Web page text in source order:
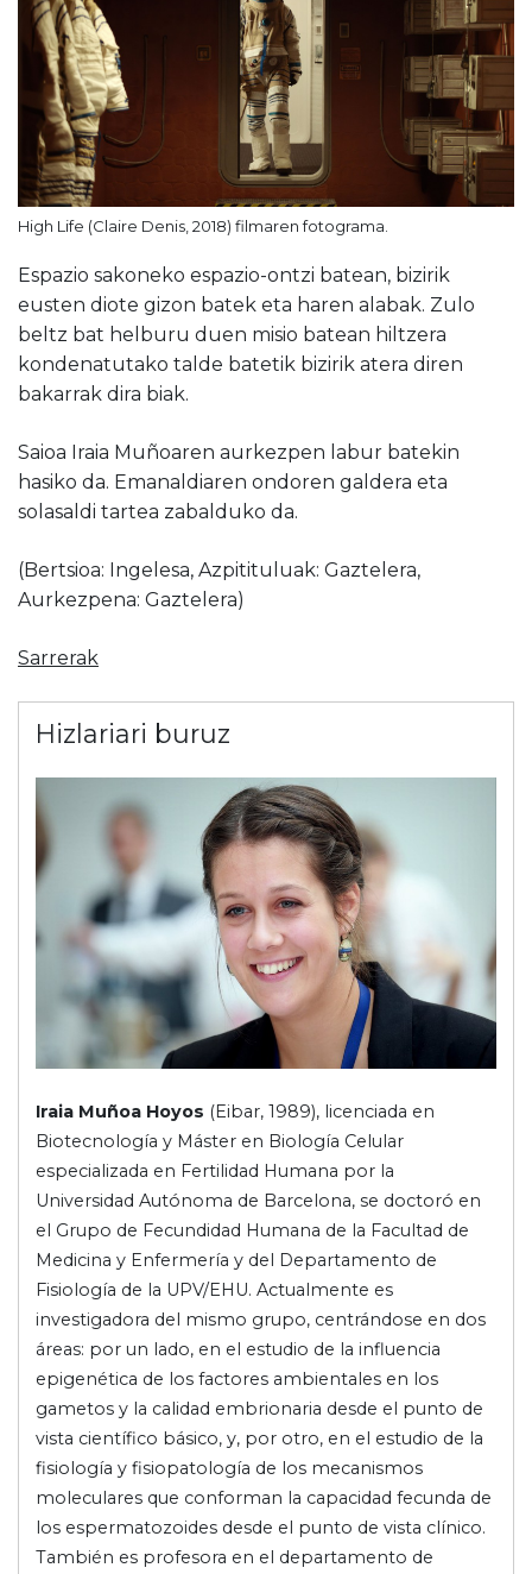
High Life (Claire Denis, 2018) filmaren fotograma.
Espazio sakoneko espazio-ontzi batean, bizirik
eusten diote gizon batek eta haren alabak. Zulo
beltz bat helburu duen misio batean hiltzera
kondenatutako talde batetik bizirik atera diren
bakarrak dira biak.
Saioa Iraia Muñoaren aurkezpen labur batekin
hasiko da. Emanaldiaren ondoren galdera eta
solasaldi tartea zabalduko da.
(Bertsioa: Ingelesa, Azpitituluak: Gaztelera,
Aurkezpena: Gaztelera)
Sarrerak
Hizlariari buruz
Iraia Muñoa Hoyos (Eibar, 1989), licenciada en
Biotecnología y Máster en Biología Celular
especializada en Fertilidad Humana por la
Universidad Autónoma de Barcelona, se doctoró en
el Grupo de Fecundidad Humana de la Facultad de
Medicina y Enfermería y del Departamento de
Fisiología de la UPV/EHU. Actualmente es
investigadora del mismo grupo, centrándose en dos
áreas: por un lado, en el estudio de la influencia
epigenética de los factores ambientales en los
gametos y la calidad embrionaria desde el punto de
vista científico básico, y, por otro, en el estudio de la
fisiología y fisiopatología de los mecanismos
moleculares que conforman la capacidad fecunda de
los espermatozoides desde el punto de vista clínico.
También es profesora en el departamento de